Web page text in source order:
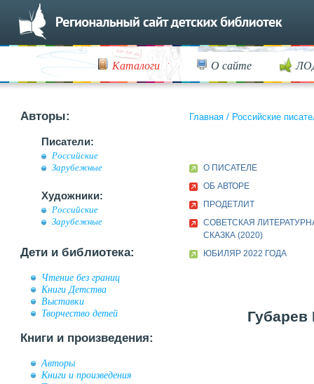
Каталоги О сайте
Авторы:
Писатели:
Российские
Зарубежные
Художники:
Российские
Зарубежные
Дети и библиотека:
Чтение без границ
Книги Детства
Выставки
Творчество детей
Книги и произведения:
Авторы
Книги и произведения
Главная / Российские
О ПИСАТЕЛЕ
ОБ АВТОРЕ
ПРОДЕТЛИТ
СОВЕТСКАЯ
СКАЗКА (2020)
ЮБИЛЯР 2022 ГОДА
Губарев